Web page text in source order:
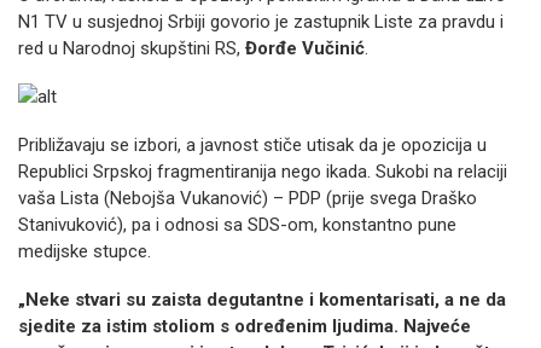
N1 TV u susjednoj Srbiji govorio je zastupnik Liste za pravdu i
red u Narodnoj skupštini RS, Đorđe Vučinić.
Približavaju se izbori, a javnost stiče utisak da je opozicija u
Republici Srpskoj fragmentiranija nego ikada. Sukobi na relaciji
vaša Lista (Nebojša Vukanović) – PDP (prije svega Draško
Stanivuković), pa i odnosi sa SDS-om, konstantno pune
medijske stupce.
„Neke stvari su zaista degutantne i komentarisati, a ne da
sjedite za istim stoliom s određenim ljudima. Najveće